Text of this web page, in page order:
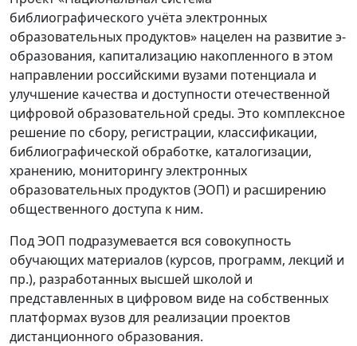
библиографического учёта электронных
образовательных продуктов» нацелен на развитие э-
образования, капитализацию накопленного в этом
направлении российскими вузами потенциала и
улучшение качества и доступности отечественной
цифровой образовательной среды. Это комплексное
решение по сбору, регистрации, классификации,
библиографической обработке, каталогизации,
хранению, мониторингу электронных
образовательных продуктов (ЭОП) и расширению
общественного доступа к ним.
Под ЭОП подразумевается вся совокупность
обучающих материалов (курсов, программ, лекций и
пр.), разработанных высшей школой и
представленных в цифровом виде на собственных
платформах вузов для реализации проектов
дистанционного образования.